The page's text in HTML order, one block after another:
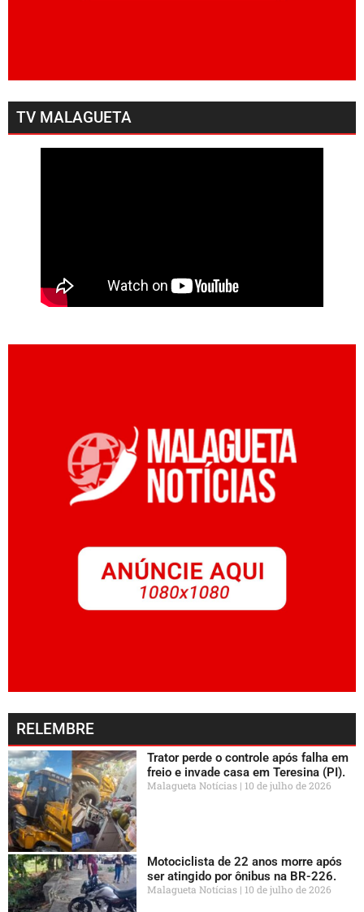
TV MALAGUETA
RELEMBRE
Trator perde o controle após falha em
freio e invade casa em Teresina (PI).
Malagueta Notícias 10 de julho de 2026
Motociclista de 22 anos morre após
ser atingido por ônibus na BR-226.
Malagueta Notícias 10 de julho de 2026